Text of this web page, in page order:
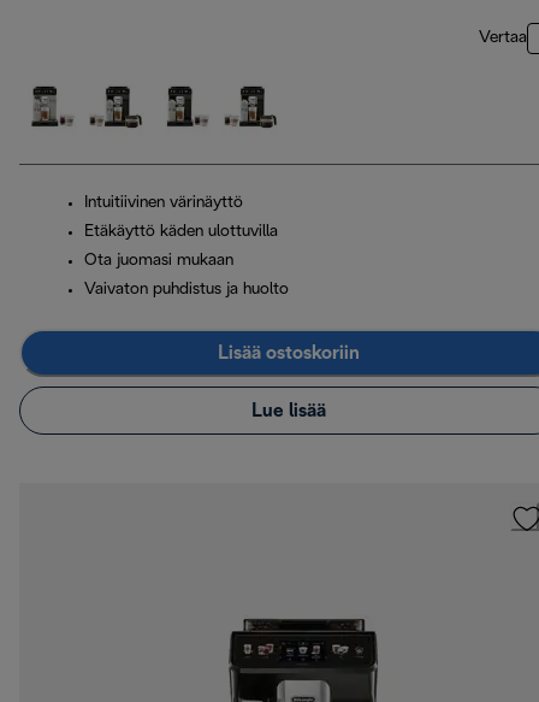
Vertaa
Intuitiivinen värinäyttö
Etäkäyttö käden ulottuvilla
Ota juomasi mukaan
Vaivaton puhdistus ja huolto
Lisää ostoskoriin
Lue lisää